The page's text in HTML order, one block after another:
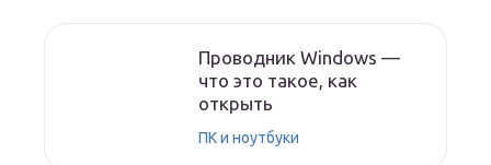
Проводник Windows —
что это такое, как
открыть
ПК и ноутбуки